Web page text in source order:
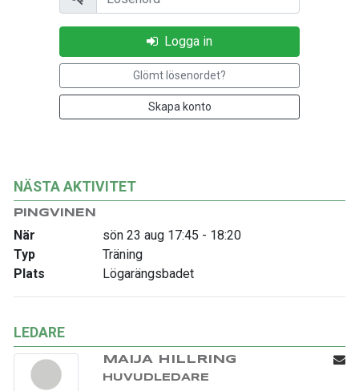
NÄSTA AKTIVITET
PINGVINEN
När
sön 23 aug 17:45 - 18:20
Typ
Träning
Plats
Lögarängsbadet
LEDARE
MAIJA HILLRING
HUVUDLEDARE
Logga in
Glömt lösenordet?
Skapa konto